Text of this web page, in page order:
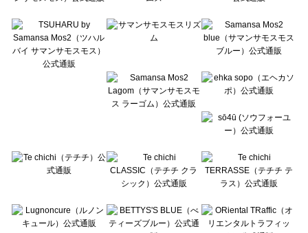
Lugnoncure（ルノンキュール）の一覧
BETTY'S BLUE（べティーズブルー）の一覧
Wpc.（ワールドパーティー）の一覧